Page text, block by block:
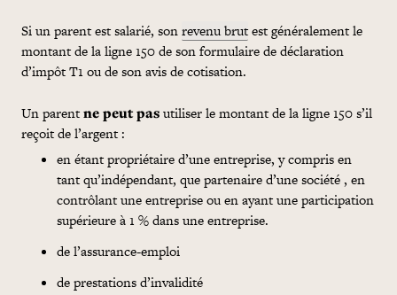
Si un parent est salarié, sonrevenu brutest généralement le
montant de la ligne 150 de son formulaire de déclaration
d’impôt T1 ou de son avis de cotisation.
Un parentne peut pasutiliser le montant de la ligne 150 s’il
reçoit de l’argent :
en étant propriétaire d’une entreprise, y compris en
tant qu’indépendant, que partenaire d’une société , en
contrôlant une entreprise ou en ayant une participation
supérieure à 1 % dans une entreprise.
de l’assurance-emploi
de prestations d’invalidité